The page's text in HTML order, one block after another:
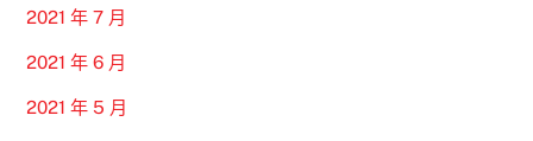
2021 年 7 月
2021 年 6 月
2021 年 5 月